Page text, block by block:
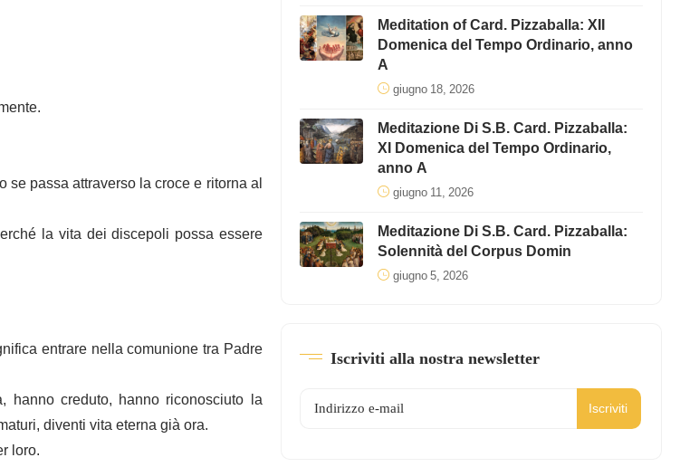
passa attraverso la croce e ritorna al
la vita dei discepoli possa essere
entrare nella comunione tra Padre
creduto, hanno riconosciuto la
diventi vita eterna già ora.
loro.
Meditation of Card. Pizzaballa: XII
Domenica del Tempo Ordinario, anno
A
giugno 18, 2026
Meditazione Di S.B. Card. Pizzaballa:
XI Domenica del Tempo Ordinario,
anno A
giugno 11, 2026
Meditazione Di S.B. Card. Pizzaballa:
Solennità del Corpus Domin
giugno 5, 2026
Iscriviti alla nostra newsletter
Iscriviti